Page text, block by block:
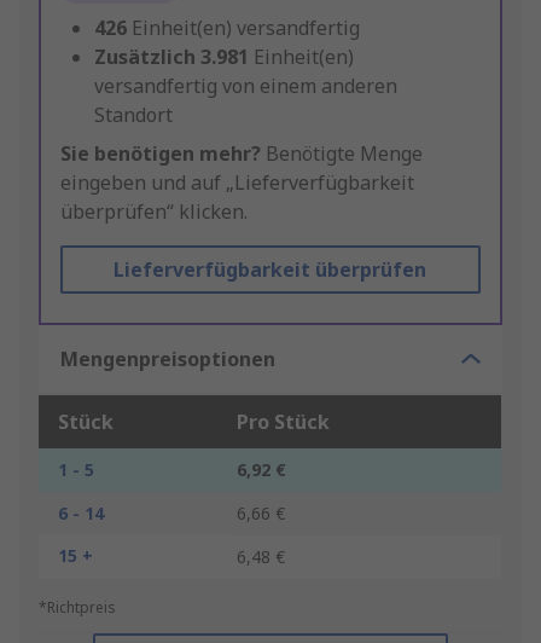
426 Einheit(en) versandfertig
Zusätzlich 3.981 Einheit(en)
versandfertig von einem anderen
Standort
Sie benötigen mehr? Benötigte Menge
eingeben und auf „Lieferverfügbarkeit
überprüfen“ klicken.
Lieferverfügbarkeit überprüfen
Mengenpreisoptionen
Stück Pro Stück
1 - 5
6,92 €
6 - 14
6,66 €
15 +
6,48 €
*Richtpreis